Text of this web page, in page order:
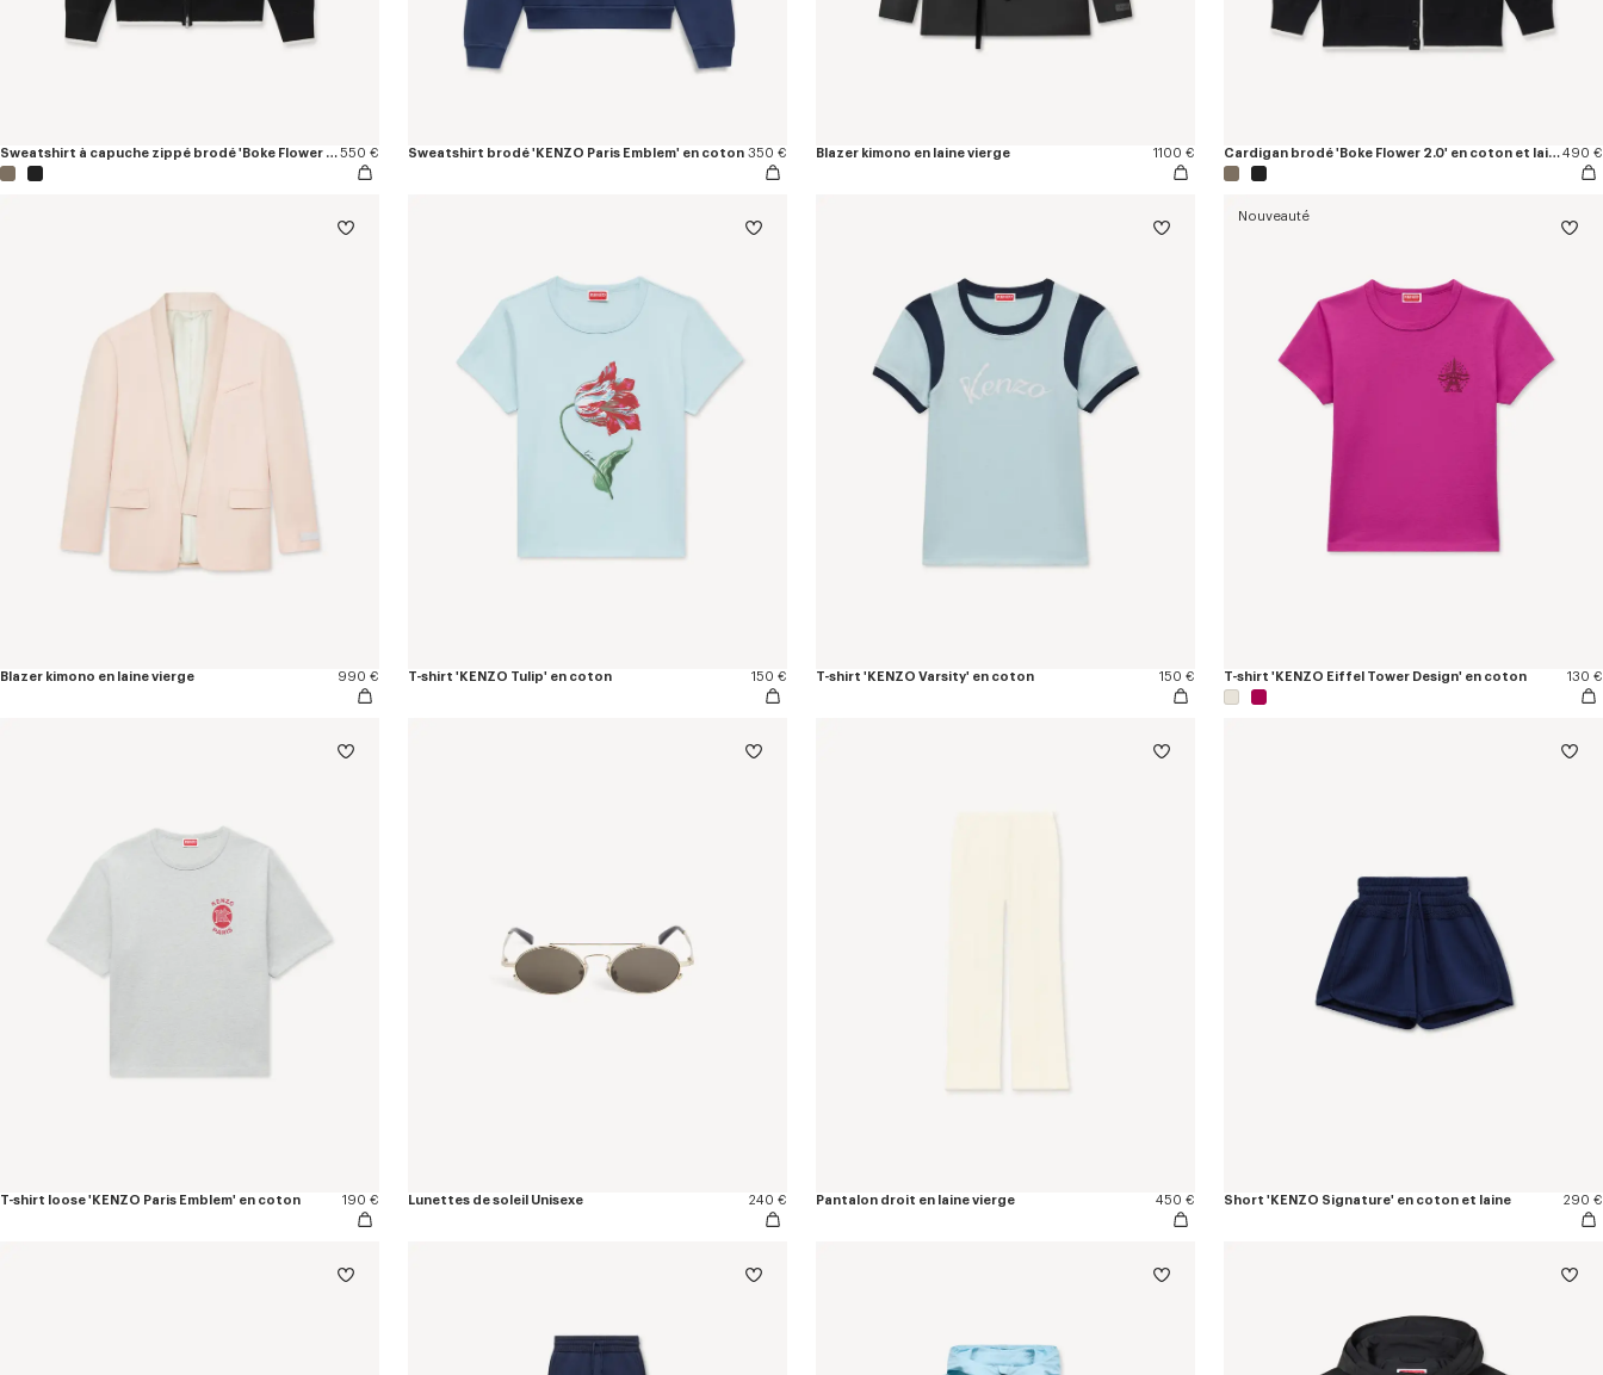
Sweatshirt à capuche zippé brodé 'Boke Flower 2.0' en coton et laine550 € Sweatshirt brodé 'KENZO Paris Emblem' en coton 350 € Blazer kimono en laine vierge 1100 € Cardigan brodé 'Boke Flower 2.0' en coton et laine490 €
Blazer kimono en laine vierge 990 € T-shirt 'KENZO Tulip' en coton 150 € T-shirt 'KENZO Varsity' en coton 150 €
Nouveauté
T-shirt 'KENZO Eiffel Tower Design' en coton 130 €
T-shirt loose 'KENZO Paris Emblem' en coton 190 € Lunettes de soleil Unisexe 240 € Pantalon droit en laine vierge 450 € Short 'KENZO Signature' en coton et laine 290 €